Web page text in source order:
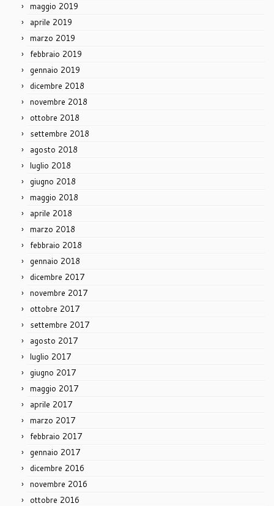
maggio 2019
aprile 2019
marzo 2019
febbraio 2019
gennaio 2019
dicembre 2018
novembre 2018
ottobre 2018
settembre 2018
agosto 2018
luglio 2018
giugno 2018
maggio 2018
aprile 2018
marzo 2018
febbraio 2018
gennaio 2018
dicembre 2017
novembre 2017
ottobre 2017
settembre 2017
agosto 2017
luglio 2017
giugno 2017
maggio 2017
aprile 2017
marzo 2017
febbraio 2017
gennaio 2017
dicembre 2016
novembre 2016
ottobre 2016